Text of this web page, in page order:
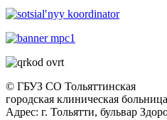
© ГБУЗ СО Тольяттинская
городская клиническая
Адрес: г. Тольятти, бульвар